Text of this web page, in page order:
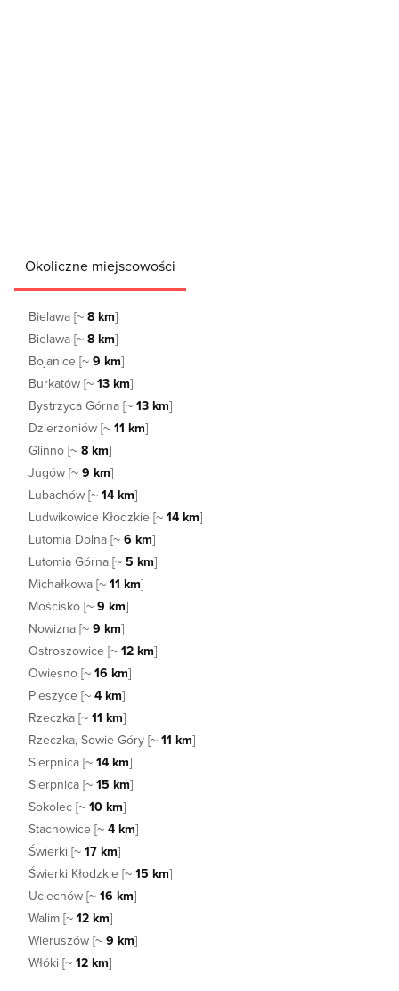
Okoliczne miejscowości
Bielawa [~ 8 km]
Bielawa [~ 8 km]
Bojanice [~ 9 km]
Burkatów [~ 13 km]
Bystrzyca Górna [~ 13 km]
Dzierżoniów [~ 11 km]
Glinno [~ 8 km]
Jugów [~ 9 km]
Lubachów [~ 14 km]
Ludwikowice Kłodzkie [~ 14 km]
Lutomia Dolna [~ 6 km]
Lutomia Górna [~ 5 km]
Michałkowa [~ 11 km]
Mościsko [~ 9 km]
Nowizna [~ 9 km]
Ostroszowice [~ 12 km]
Owiesno [~ 16 km]
Pieszyce [~ 4 km]
Rzeczka [~ 11 km]
Rzeczka, Sowie Góry [~ 11 km]
Sierpnica [~ 14 km]
Sierpnica [~ 15 km]
Sokolec [~ 10 km]
Stachowice [~ 4 km]
Świerki [~ 17 km]
Świerki Kłodzkie [~ 15 km]
Uciechów [~ 16 km]
Walim [~ 12 km]
Wieruszów [~ 9 km]
Włóki [~ 12 km]